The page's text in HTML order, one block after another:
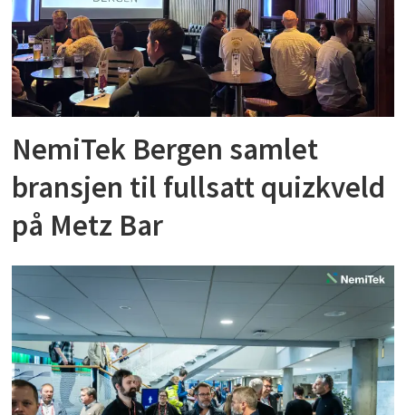
NemiTek Bergen samlet
bransjen til fullsatt quizkveld
på Metz Bar